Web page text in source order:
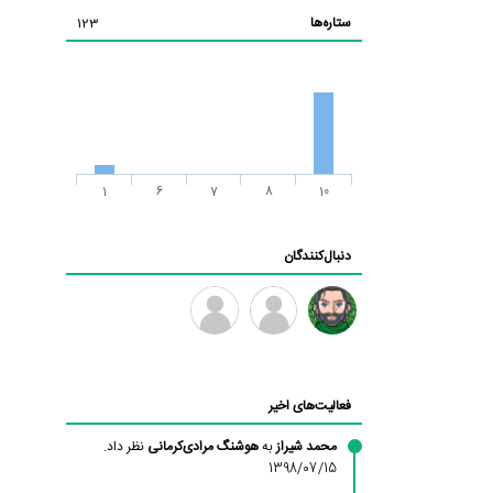
ستاره‌ها
123
1 6 7 8 10
دنبال‌کنندگان
بابی
براون
فعالیت‌های اخیر
محمد شیرازبههوشنگ مرادی‌کرمانی نظر داد.
1398/07/15